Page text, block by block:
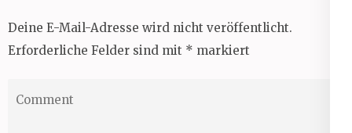
Deine E-Mail-Adresse wird nicht veröffentlicht.
Erforderliche Felder sind mit * markiert